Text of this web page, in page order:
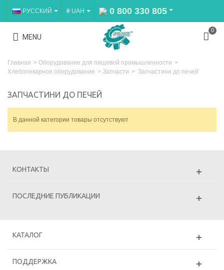
РУССКИЙ ₴ UAH 0 800 330 805
MENU
0
Главная > Оборудование для пищевой промышленности >
Хлебопекарное оборудование > Запчасти > Запчастини до печей
ЗАПЧАСТИНИ ДО ПЕЧЕЙ
В данной категории товары отсутствуют
КОНТАКТЫ
ПОСЛЕДНИЕ ПУБЛИКАЦИИ
КАТАЛОГ
ПОДДЕРЖКА